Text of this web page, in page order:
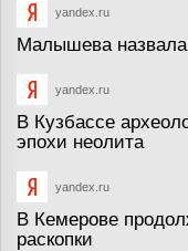
yandex.ru
Малышева
yandex.ru
В Кузбассе
эпохи неолита
yandex.ru
В Кемерове
раскопки